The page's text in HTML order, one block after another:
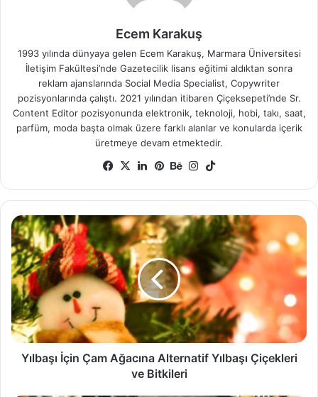
Ecem Karakuş
1993 yılında dünyaya gelen Ecem Karakuş, Marmara Üniversitesi
İletişim Fakültesi’nde Gazetecilik lisans eğitimi aldıktan sonra
reklam ajanslarında Social Media Specialist, Copywriter
pozisyonlarında çalıştı. 2021 yılından itibaren Çiçeksepeti’nde Sr.
Content Editor pozisyonunda elektronik, teknoloji, hobi, takı, saat,
parfüm, moda başta olmak üzere farklı alanlar ve konularda içerik
üretmeye devam etmektedir.
Facebook
X LinkedIn
Pinterest
BehanceInstagram
Yılbaşı
İçin
Çam
Ağacına
Alternatif
Yılbaşı
Çiçekleri
ve
Bitkileri
Yılbaşı İçin Çam Ağacına Alternatif Yılbaşı Çiçekleri
ve Bitkileri